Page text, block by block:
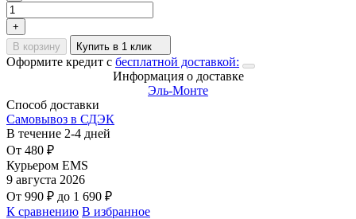
+
В корзину
Купить в 1 клик
Оформите кредит с бесплатной доставкой:
Информация о доставке
Эль-Монте
Способ доставки
Самовывоз в СДЭК
В течение 2-4 дней
От 480 ₽
Курьером EMS
9 августа 2026
От 990 ₽ до 1 690 ₽
К сравнению В избранное